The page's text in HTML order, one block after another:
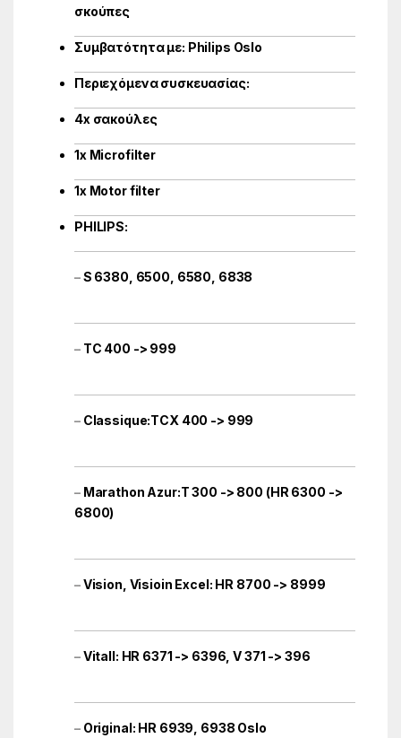
σκούπες
Συμβατότητα με: Philips Oslo
Περιεχόμενα συσκευασίας:
4x σακούλες
1x Microfilter
1x Motor filter
PHILIPS:
–S 6380, 6500, 6580, 6838
– TC 400 -> 999
– Classique:TCX 400 -> 999
– Marathon Azur:T 300 -> 800 (HR 6300 ->
6800)
–Vision, Visioin Excel: HR 8700 -> 8999
–Vitall: HR 6371 -> 6396, V 371 -> 396
– Original: HR 6939, 6938 Oslo